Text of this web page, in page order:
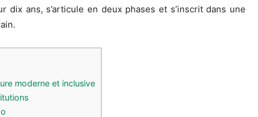
dix ans, s’articule en deux phases et s’inscrit dans une
moderne et inclusive